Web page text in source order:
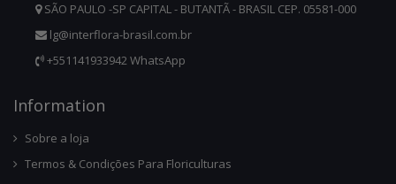
SÃO PAULO -SP CAPITAL - BUTANTÃ - BRASIL CEP. 05581-000
lg@interflora-brasil.com.br
+551141933942 WhatsApp
InforMation
Sobre a loja
Termos & Condições Para Floriculturas